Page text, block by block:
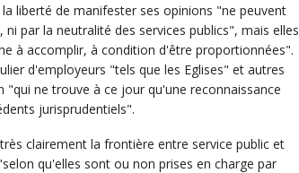
liberté de manifester ses opinions "ne peuvent
par la neutralité des services publics", mais elles
à accomplir, à condition d'être proportionnées".
d'employeurs "tels que les Eglises" et autres
ne trouve à ce jour qu'une reconnaissance
jurisprudentiels".
clairement la frontière entre service public et
qu'elles sont ou non prises en charge par